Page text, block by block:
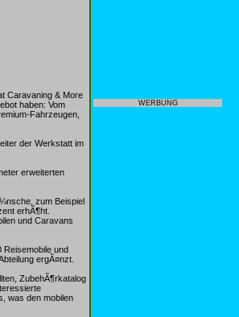
Caravaning & More
haben: Vom
Fahrzeugen,
der Werkstatt im
erweiterten
zum Beispiel
erhÃ¶ht.
und Caravans
Reisemobile und
ergÃ¤nzt.
ZubehÃ¶rkatalog
was den mobilen
WERBUNG